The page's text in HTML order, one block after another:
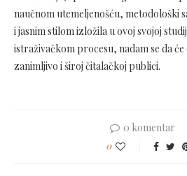
naučnom utemeljenošću, metodološki
i jasnim stilom izložila u ovoj svojoj
istraživačkom procesu, nadam se da
zanimljivo i široj čitalačkoj publici.
0 komentar
0